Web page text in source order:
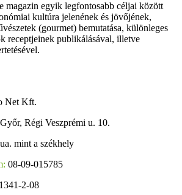
magazin egyik legfontosabb céljai között
kultúra jelenének és jövőjének,
(gourmet) bemutatása, különleges
receptjeinek publikálásával, illetve
Net Kft.
Régi Veszprémi u. 10.
ua. mint a székhely
08-09-015785
2-08